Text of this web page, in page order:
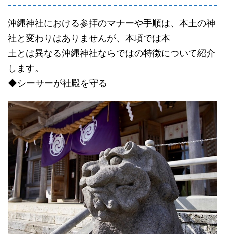
沖縄神社における参拝のマナーや手順は、本土の神
社と変わりはありませんが、本項では本
土とは異なる沖縄神社ならではの特徴について紹介
します。
◆シーサーが社殿を守る